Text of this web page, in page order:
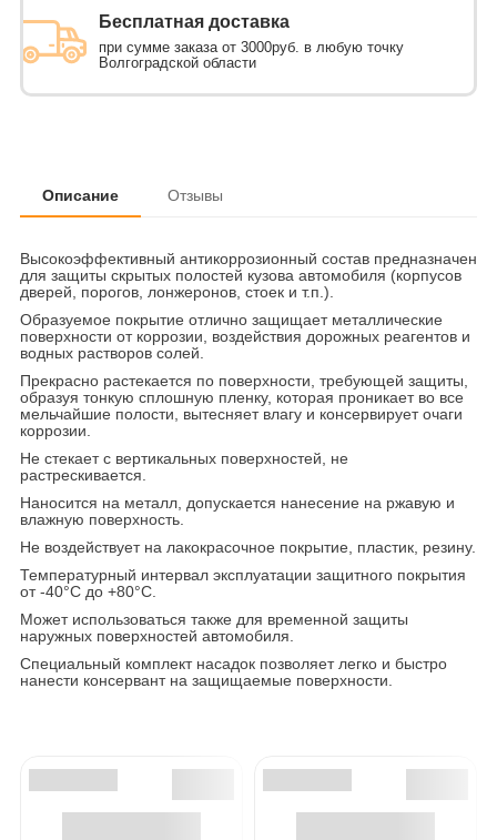
Бесплатная доставка
при сумме заказа от 3000руб. в любую точку
Волгоградской области
Описание Отзывы
Высокоэффективный антикоррозионный состав предназначен
для защиты скрытых полостей кузова автомобиля (корпусов
дверей, порогов, лонжеронов, стоек и т.п.).
Образуемое покрытие отлично защищает металлические
поверхности от коррозии, воздействия дорожных реагентов и
водных растворов солей.
Прекрасно растекается по поверхности, требующей защиты,
образуя тонкую сплошную пленку, которая проникает во все
мельчайшие полости, вытесняет влагу и консервирует очаги
коррозии.
Не стекает с вертикальных поверхностей, не
растрескивается.
Наносится на металл, допускается нанесение на ржавую и
влажную поверхность.
Не воздействует на лакокрасочное покрытие, пластик, резину.
Температурный интервал эксплуатации защитного покрытия
от -40°С до +80°С.
Может использоваться также для временной защиты
наружных поверхностей автомобиля.
Специальный комплект насадок позволяет легко и быстро
нанести консервант на защищаемые поверхности.